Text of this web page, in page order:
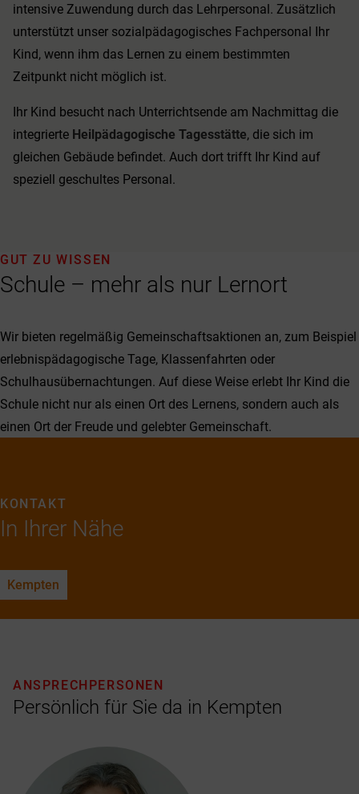
intensive Zuwendung durch das Lehrpersonal. Zusätzlich
unterstützt unser sozialpädagogisches Fachpersonal Ihr
Kind, wenn ihm das Lernen zu einem bestimmten
Zeitpunkt nicht möglich ist.
Ihr Kind besucht nach Unterrichtsende am Nachmittag die
integrierte Heilpädagogische Tagesstätte, die sich im
gleichen Gebäude befindet. Auch dort trifft Ihr Kind auf
speziell geschultes Personal.
Schule – mehr als nur Lernort
GUT ZU WISSEN
Wir bieten regelmäßig Gemeinschaftsaktionen an, zum Beispiel
erlebnispädagogische Tage, Klassenfahrten oder
Schulhausübernach­tungen. Auf diese Weise erlebt Ihr Kind die
Schule nicht nur als einen Ort des Lernens, sondern auch als
einen Ort der Freude und gelebter Gemeinschaft.
In Ihrer Nähe
KONTAKT
Kempten
Persönlich für Sie da in Kempten
ANSPRECHPERSONEN